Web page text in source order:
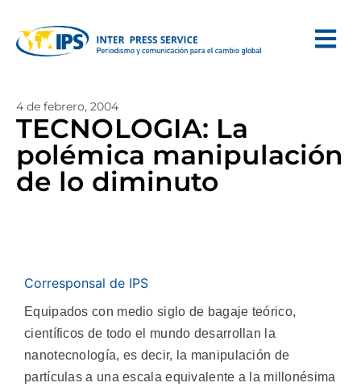
4 de febrero, 2004
TECNOLOGIA: La
polémica manipulación
de lo diminuto
Corresponsal de IPS
Equipados con medio siglo de bagaje teórico,
científicos de todo el mundo desarrollan la
nanotecnología, es decir, la manipulación de
partículas a una escala equivalente a la millonésima